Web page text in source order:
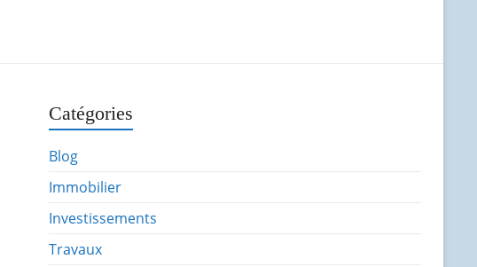
Catégories
Blog
Immobilier
Investissements
Travaux